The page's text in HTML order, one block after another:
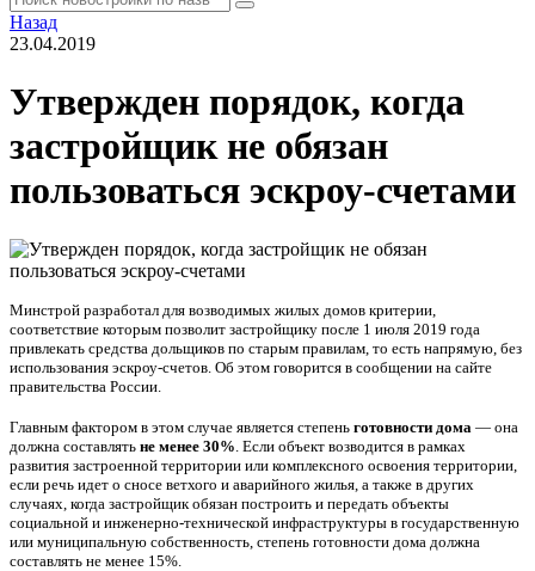
Назад
23.04.2019
Утвержден порядок, когда
застройщик не обязан
пользоваться эскроу-счетами
Минстрой разработал для возводимых жилых домов критерии,
соответствие которым позволит застройщику после 1 июля 2019 года
привлекать средства дольщиков по старым правилам, то есть напрямую, без
использования эскроу-счетов. Об этом говорится в сообщении на сайте
правительства России.
Главным фактором в этом случае является степень готовности дома — она
должна составлять не менее 30% . Если объект возводится в рамках
развития застроенной территории или комплексного освоения территории,
если речь идет о сносе ветхого и аварийного жилья, а также в других
случаях, когда застройщик обязан построить и передать объекты
социальной и инженерно-технической инфраструктуры в государственную
или муниципальную собственность, степень готовности дома должна
составлять не менее 15%.